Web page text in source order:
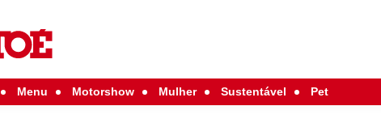
Menu Motorshow Mulher Sustentável Pet